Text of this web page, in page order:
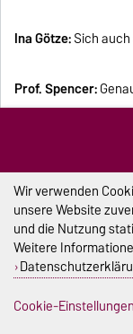
Ina Götze:Sich
Prof. Spencer:
mal etwas nach 40
werden, weil leider
das für Ihre
immer Kriege geben.
Ich
Wir verwenden
unsere Website
und die Nutzung
Weitere
Cookie-Einstellungen